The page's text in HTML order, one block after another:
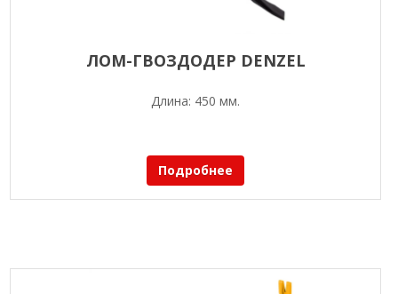
ЛОМ-ГВОЗДОДЕР DENZEL
Длина: 450 мм.
Подробнее